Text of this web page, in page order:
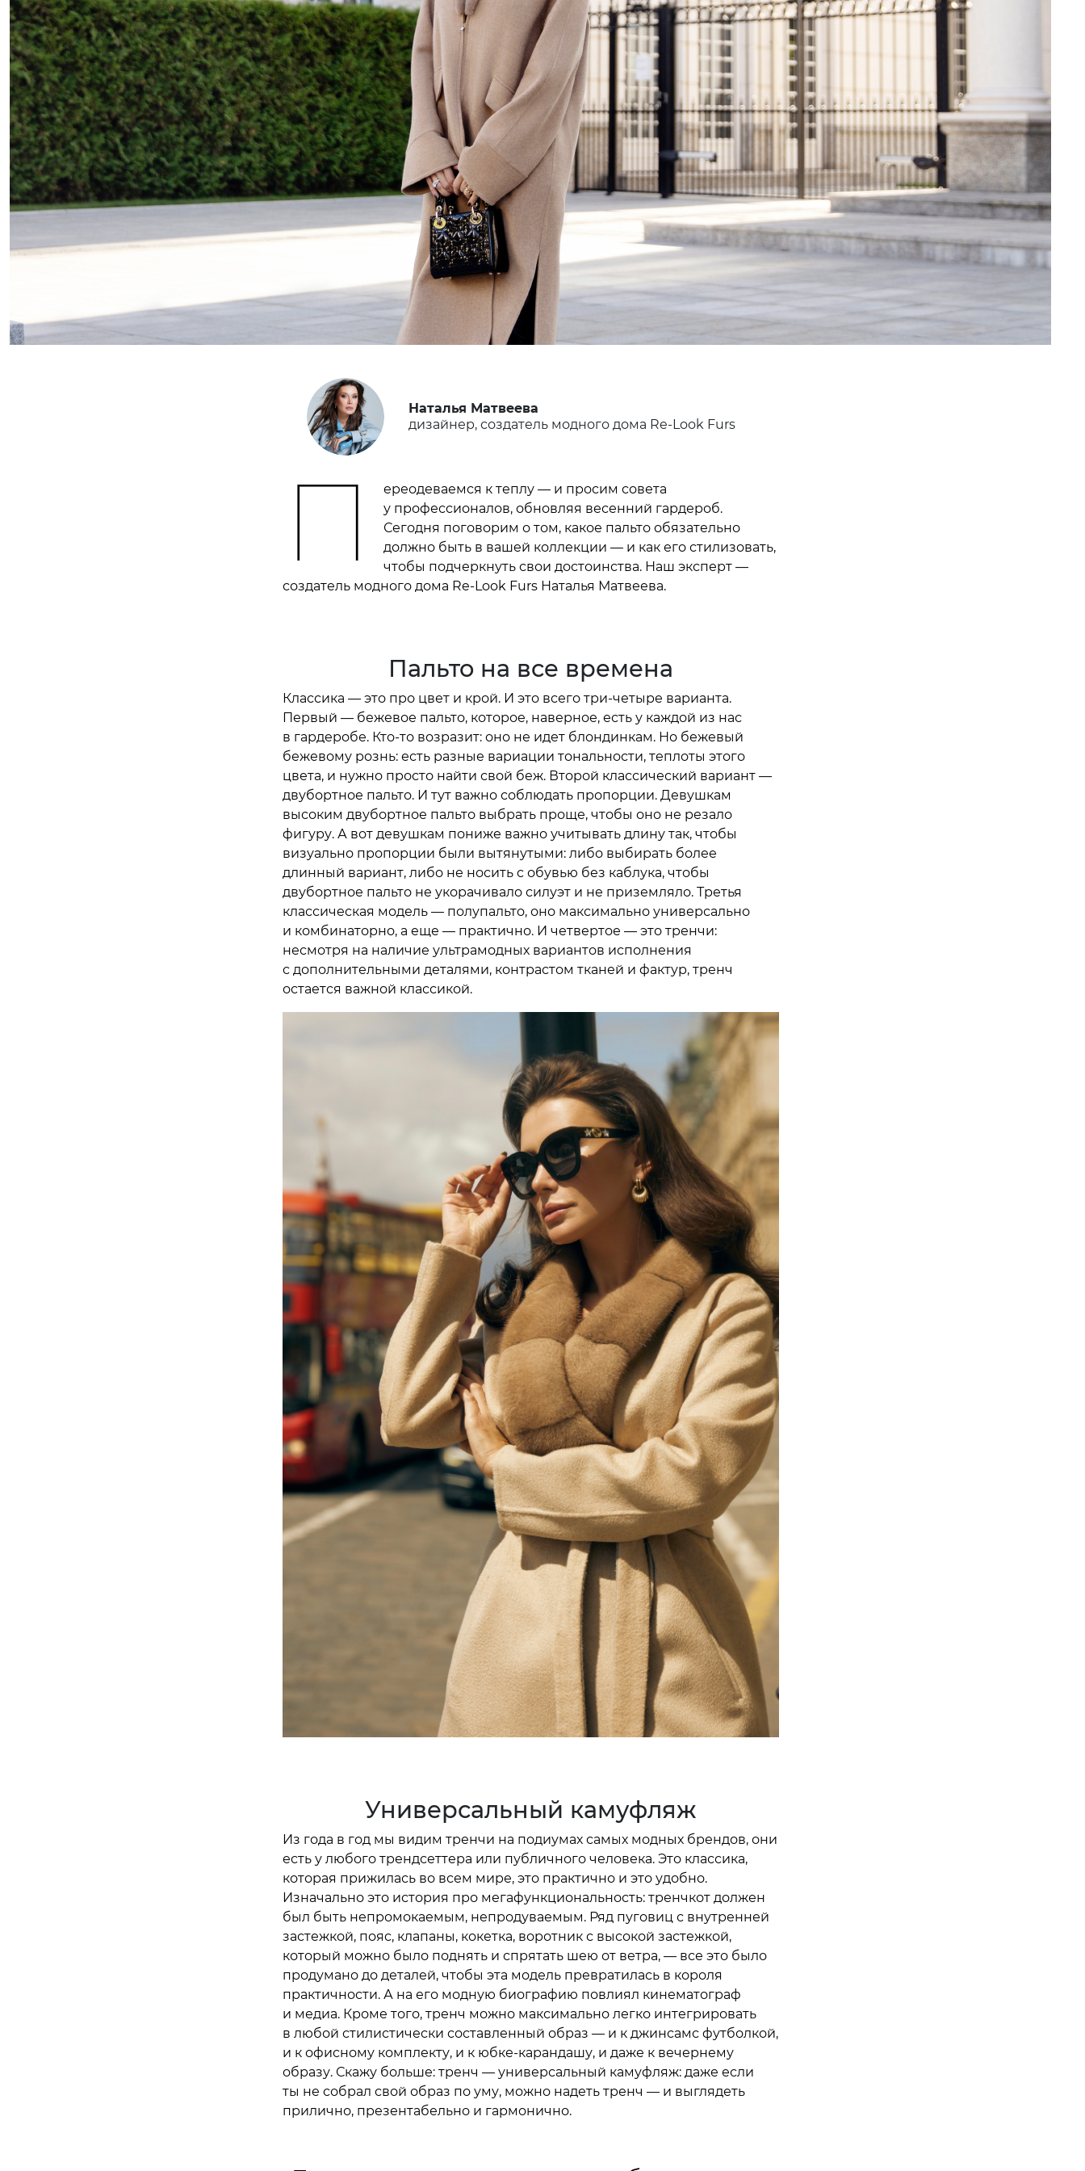
Наталья Матвеева
дизайнер, создатель модного дома Re-Look Furs
П
ереодеваемся к теплу — и просим совета
у профессионалов, обновляя весенний гардероб.
Сегодня поговорим о том, какое пальто обязательно
должно быть в вашей коллекции — и как его стилизовать,
чтобы подчеркнуть свои достоинства. Наш эксперт —
создатель модного дома Re-Look Furs Наталья Матвеева.
Пальто на все времена
Классика — это про цвет и крой. И это всего три-четыре варианта.
Первый — бежевое пальто, которое, наверное, есть у каждой из нас
в гардеробе. Кто-то возразит: оно не идет блондинкам. Но бежевый
бежевому рознь: есть разные вариации тональности, теплоты этого
цвета, и нужно просто найти свой беж. Второй классический вариант —
двубортное пальто. И тут важно соблюдать пропорции. Девушкам
высоким двубортное пальто выбрать проще, чтобы оно не резало
фигуру. А вот девушкам пониже важно учитывать длину так, чтобы
визуально пропорции были вытянутыми: либо выбирать более
длинный вариант, либо не носить с обувью без каблука, чтобы
двубортное пальто не укорачивало силуэт и не приземляло. Третья
классическая модель — полупальто, оно максимально универсально
и комбинаторно, а еще — практично. И четвертое — это тренчи:
несмотря на наличие ультрамодных вариантов исполнения
с дополнительными деталями, контрастом тканей и фактур, тренч
остается важной классикой.
Универсальный камуфляж
Из года в год мы видим тренчи на подиумах самых модных брендов, они
есть у любого трендсеттера или публичного человека. Это классика,
которая прижилась во всем мире, это практично и это удобно.
Изначально это история про мегафункциональность: тренчкот должен
был быть непромокаемым, непродуваемым. Ряд пуговиц с внутренней
застежкой, пояс, клапаны, кокетка, воротник с высокой застежкой,
который можно было поднять и спрятать шею от ветра, — все это было
продумано до деталей, чтобы эта модель превратилась в короля
практичности. А на его модную биографию повлиял кинематограф
и медиа. Кроме того, тренч можно максимально легко интегрировать
в любой стилистически составленный образ — и к джинсамс футболкой,
и к офисному комплекту, и к юбке-карандашу, и даже к вечернему
образу. Скажу больше: тренч — универсальный камуфляж: даже если
ты не собрал свой образ по уму, можно надеть тренч — и выглядеть
прилично, презентабельно и гармонично.